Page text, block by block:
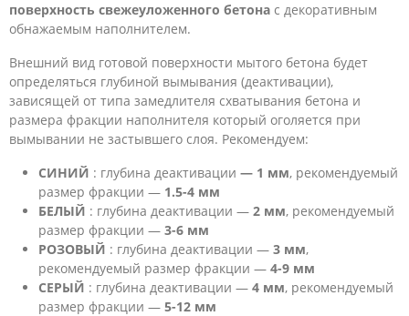
поверхность свежеуложенного бетона с декоративным
обнажаемым наполнителем.
Внешний вид готовой поверхности мытого бетона будет
определяться глубиной вымывания (деактивации),
зависящей от типа замедлителя схватывания бетона и
размера фракции наполнителя который оголяется при
вымывании не застывшего слоя. Рекомендуем:
СИНИЙ : глубина деактивации — 1 мм, рекомендуемый
размер фракции — 1.5-4 мм
БЕЛЫЙ : глубина деактивации — 2 мм, рекомендуемый
размер фракции — 3-6 мм
РОЗОВЫЙ : глубина деактивации — 3 мм,
рекомендуемый размер фракции — 4-9 мм
СЕРЫЙ : глубина деактивации — 4 мм, рекомендуемый
размер фракции — 5-12 мм